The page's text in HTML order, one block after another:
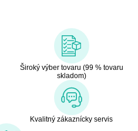
Široký výber tovaru (99 % tovaru
skladom)
Kvalitný zákaznícky servis